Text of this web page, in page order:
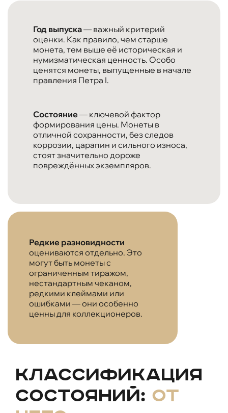
Год выпуска— важный критерий
оценки. Как правило, чем старше
монета, тем выше её историческая и
нумизматическая ценность. Особо
ценятся монеты, выпущенные в начале
правления Петра I.
Состояние — ключевой фактор
формирования цены. Монеты в
отличной сохранности, без следов
коррозии, царапин и сильного износа,
стоят значительно дороже
повреждённых экземпляров.
Редкие разновидности
оцениваются отдельно. Это
могут быть монеты с
ограниченным тиражом,
нестандартным чеканом,
редкими клеймами или
ошибками — они особенно
ценны для коллекционеров.
Классификация
состояний: от